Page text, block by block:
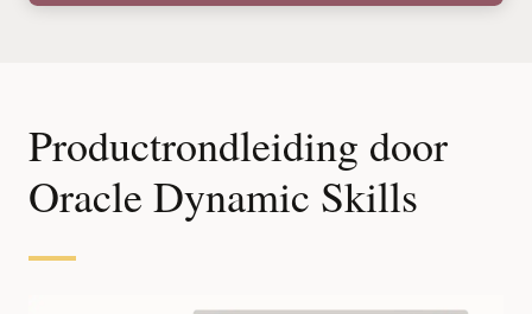
Productrondleiding door
Oracle Dynamic Skills